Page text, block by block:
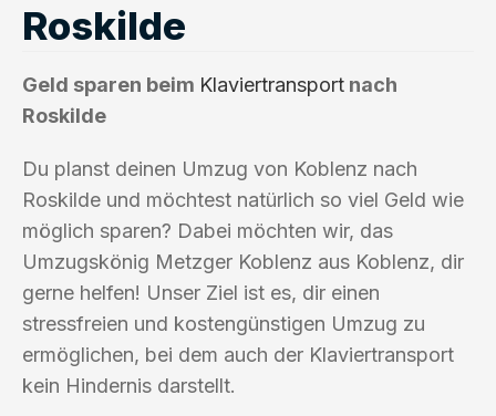
Roskilde
Geld sparen beim Klaviertransport nach
Roskilde
Du planst deinen Umzug von Koblenz nach
Roskilde und möchtest natürlich so viel Geld wie
möglich sparen? Dabei möchten wir, das
Umzugskönig Metzger Koblenz aus Koblenz, dir
gerne helfen! Unser Ziel ist es, dir einen
stressfreien und kostengünstigen Umzug zu
ermöglichen, bei dem auch der Klaviertransport
kein Hindernis darstellt.